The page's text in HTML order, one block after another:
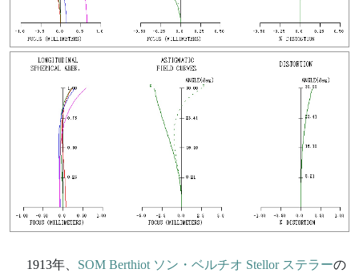
1913年、 SOM Berthiot ソン・ベルチオ Stellor ステラーの